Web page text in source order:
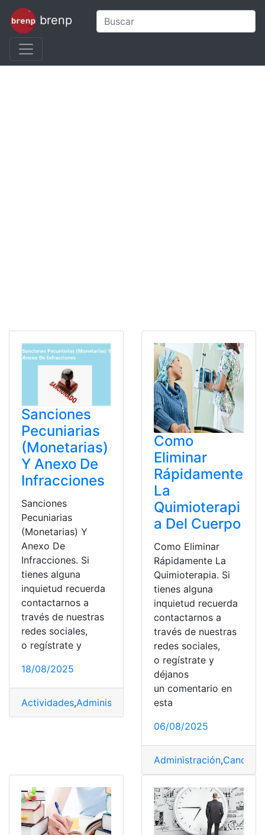
brenp
Sanciones
Pecuniarias
(Monetarias)
Y Anexo De
Infracciones
Sanciones
Pecuniarias
(Monetarias) Y
Anexo De
Infracciones. Si
tienes alguna
inquietud recuerda
contactarnos a
través de nuestras
redes sociales,
o regístrate y
18/08/2025
Actividades,Administración Administración tributaria
Como
Eliminar
Rápidamente
La
Quimioterapi
a Del Cuerpo
Como Eliminar
Rápidamente La
Quimioterapia. Si
tienes alguna
inquietud recuerda
contactarnos a
través de nuestras
redes sociales,
o regístrate y
déjanos
un comentario en
esta
06/08/2025
Administración,Cancer